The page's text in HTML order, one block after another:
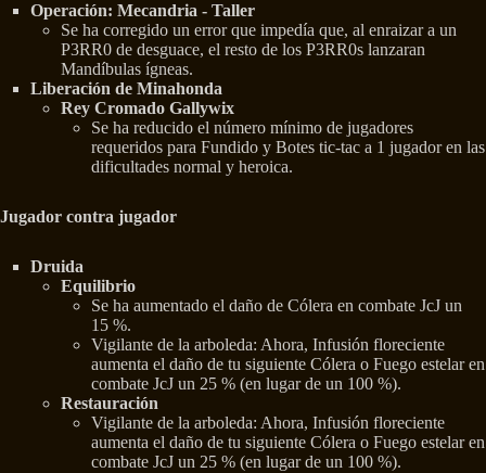
Operación: Mecandria - Taller
Se ha corregido un error que impedía que, al enraizar a un
P3RR0 de desguace, el resto de los P3RR0s lanzaran
Mandíbulas ígneas.
Liberación de Minahonda
Rey Cromado Gallywix
Se ha reducido el número mínimo de jugadores
requeridos para Fundido y Botes tic-tac a 1 jugador en las
dificultades normal y heroica.
Jugador contra jugador
Druida
Equilibrio
Se ha aumentado el daño de Cólera en combate JcJ un
15 %.
Vigilante de la arboleda: Ahora, Infusión floreciente
aumenta el daño de tu siguiente Cólera o Fuego estelar en
combate JcJ un 25 % (en lugar de un 100 %).
Restauración
Vigilante de la arboleda: Ahora, Infusión floreciente
aumenta el daño de tu siguiente Cólera o Fuego estelar en
combate JcJ un 25 % (en lugar de un 100 %).